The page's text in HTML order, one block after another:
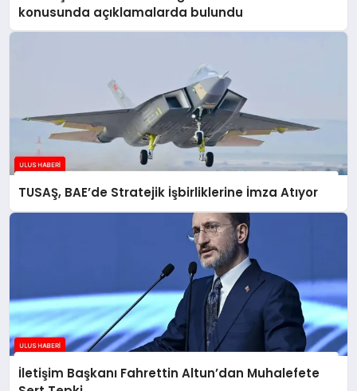
konusunda açıklamalarda bulundu
TUSAŞ, BAE’de Stratejik İşbirliklerine İmza Atıyor
İletişim Başkanı Fahrettin Altun’dan Muhalefete